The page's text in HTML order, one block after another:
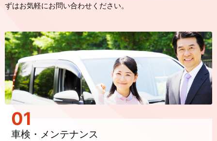
ずはお気軽にお問い合わせください。
01
車検・メンテナンス